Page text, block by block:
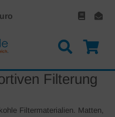
Filterung
Filtermaterialien. Matten,